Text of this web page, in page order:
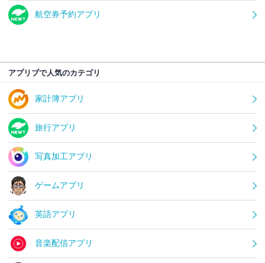
航空券予約アプリ
アプリブで人気のカテゴリ
家計簿アプリ
旅行アプリ
写真加工アプリ
ゲームアプリ
英語アプリ
音楽配信アプリ